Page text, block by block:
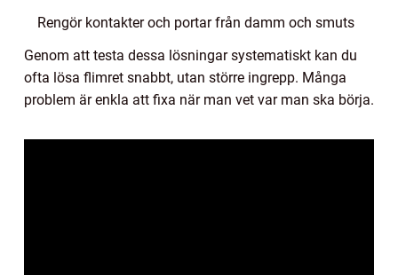
Rengör kontakter och portar från damm och smuts
Genom att testa dessa lösningar systematiskt kan du
ofta lösa flimret snabbt, utan större ingrepp. Många
problem är enkla att fixa när man vet var man ska börja.